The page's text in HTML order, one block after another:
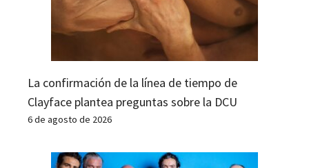
La confirmación de la línea de tiempo de
Clayface plantea preguntas sobre la DCU
6 de agosto de 2026